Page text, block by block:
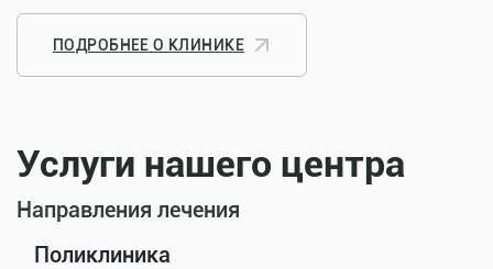
ПОДРОБНЕЕ О КЛИНИКЕ
Услуги нашего центра
Направления лечения
Поликлиника